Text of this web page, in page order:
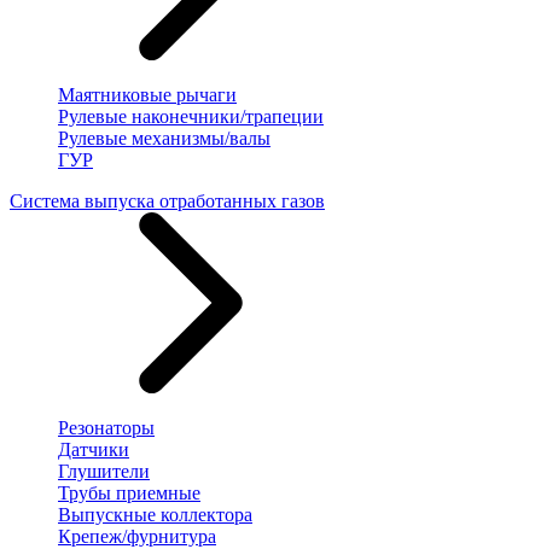
Маятниковые рычаги
Рулевые наконечники/трапеции
Рулевые механизмы/валы
ГУР
Система выпуска отработанных газов
Резонаторы
Датчики
Глушители
Трубы приемные
Выпускные коллектора
Крепеж/фурнитура